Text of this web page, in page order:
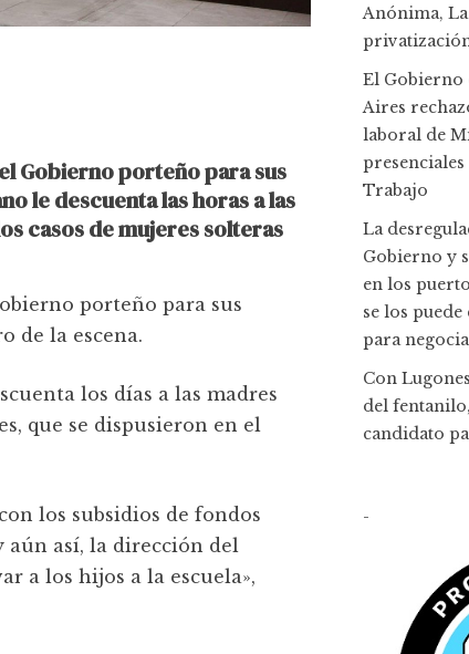
Gobierno porteño para sus
le descuenta las horas a las
casos de mujeres solteras
porteño para sus
de la escena.
los días a las madres
que se dispusieron en el
los subsidios de fondos
aún así, la dirección del
a los hijos a la escuela»,
Anónima,
El Gobierno
Aires
laboral de
Trabajo
La
Gobierno y
en los
se los
para
Con
del
candidato
-